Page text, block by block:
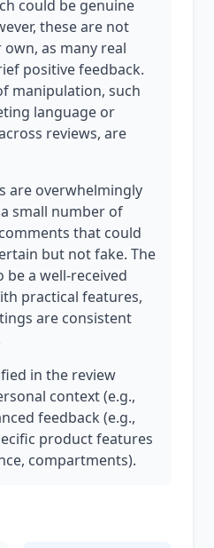
could be genuine
these are not
as many real
positive feedback.
manipulation, such
language or
reviews, are
are overwhelmingly
small number of
that could
but not fake. The
a well-received
practical features,
are consistent
in the review
context (e.g.,
feedback (e.g.,
product features
compartments).